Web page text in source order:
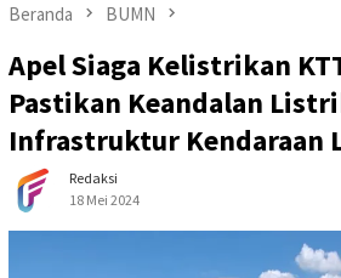
Beranda BUMN
Apel Siaga Kelistrikan
Pastikan Keandalan
Infrastruktur Kendaraan
Redaksi
18 Mei 2024